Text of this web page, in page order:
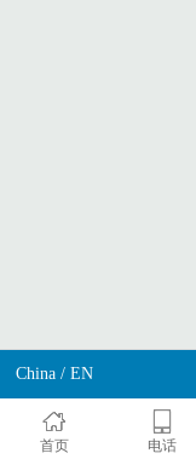
China /EN
首页 电话